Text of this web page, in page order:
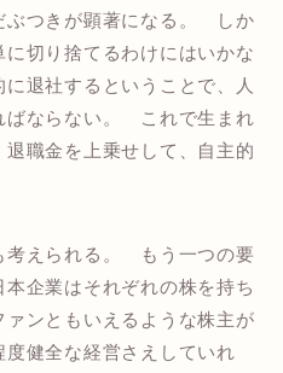
ぶつきが顕著になる。 しか
切り捨てるわけにはいかな
退社するということで、人
ばならない。 これで生まれ
職金を上乗せして、自主的
考えられる。 もう一つの要
企業はそれぞれの株を持ち
ンともいえるような株主が
健全な経営さえしていれ